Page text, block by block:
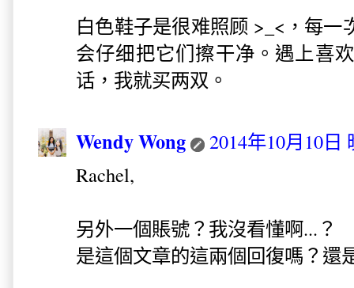
白色鞋子是很难照顾 >_<，每一
会仔细把它们擦干净。遇上喜
话，我就买两双。
Wendy Wong
2014年10月10日
Rachel,
另外一個賬號？我沒看懂啊...？
是這個文章的這兩個回復嗎？還